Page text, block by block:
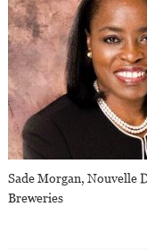
Sade Morgan, Nouvelle
Breweries